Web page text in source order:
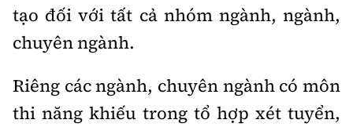
tạo đối với tất cả nhóm ngành, ngành,
chuyên ngành.
Riêng các ngành, chuyên ngành có môn
thi năng khiếu trong tổ hợp xét tuyển,